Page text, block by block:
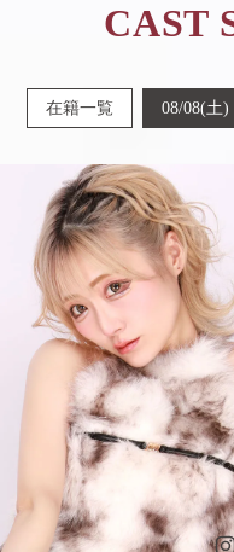
CAST
在籍一覧 08/08(土)